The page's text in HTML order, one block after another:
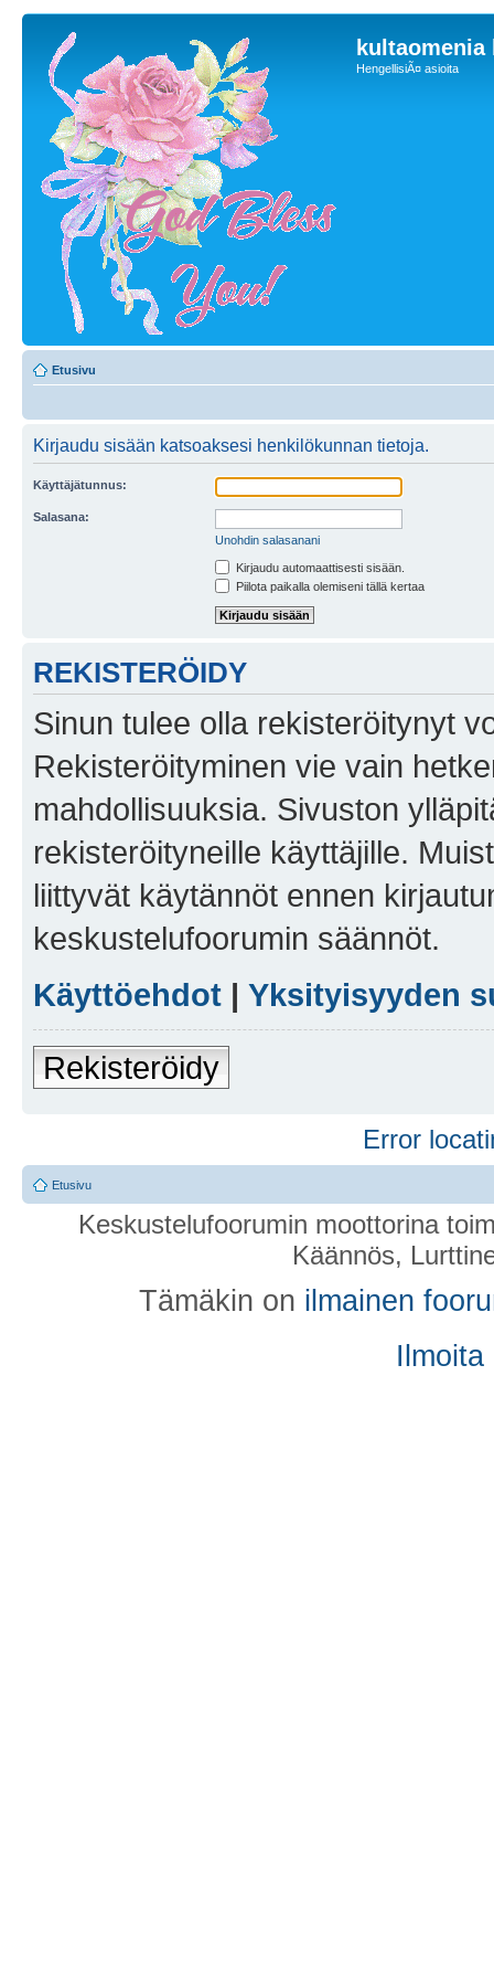
HengellisiÃ¤ asioita
Etusivu
Kirjaudu sisään katsoaksesi henkilökunnan tietoja.
Käyttäjätunnus:
Salasana:
Unohdin salasanani
Kirjaudu automaattisesti sisään.
Piilota paikalla olemiseni tällä kertaa
REKISTERÖIDY
Sinun tulee olla rekisteröitynyt
Rekisteröityminen vie vain
mahdollisuuksia. Sivuston
rekisteröityneille käyttäjille.
liittyvät käytännöt ennen
keskustelufoorumin säännöt.
Käyttöehdot | Yksityisyyden
Rekisteröidy
Error
Etusivu
Keskustelufoorumin moottorina
Käännös,
Tämäkin on ilmainen